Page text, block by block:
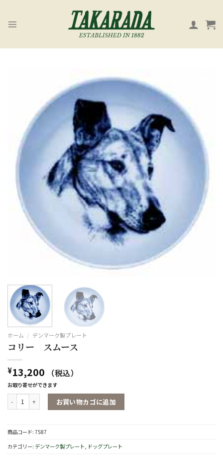
content
ホーム / デンマーク製プレート
コリー スムース
¥13,200 （税込）
お取り寄せができます
コリー スムース個お買い物カゴに追加
商品コード: 7587
カテゴリー: デンマーク製プレート, ドッグプレート